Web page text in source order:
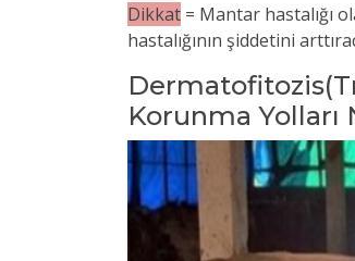
Dikkat = Mantar hastalığı
hastalığının şiddetini
Korunma Yolları